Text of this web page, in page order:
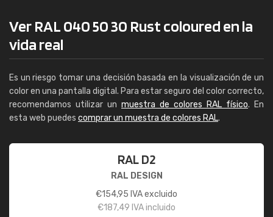
Ver RAL 040 50 30 Rust coloured en la
vida real
Es un riesgo tomar una decisión basada en la visualización de un
color en una pantalla digital. Para estar seguro del color correcto,
recomendamos utilizar un muestra de colores RAL físico. En
esta web puedes comprar un muestra de colores RAL.
RAL D2
RAL DESIGN
€154,95 IVA excluido
€187,49 IVA incluido